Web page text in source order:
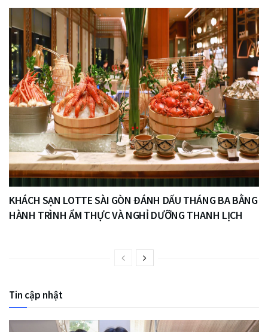
KHÁCH SẠN LOTTE SÀI GÒN ĐÁNH DẤU THÁNG BA BẰNG
HÀNH TRÌNH ẨM THỰC VÀ NGHỈ DƯỠNG THANH LỊCH
Tin cập nhật